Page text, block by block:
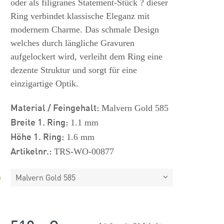
oder als filigranes Statement-Stück ? dieser
Ring verbindet klassische Eleganz mit
modernem Charme. Das schmale Design
welches durch längliche Gravuren
aufgelockert wird, verleiht dem Ring eine
dezente Struktur und sorgt für eine
einzigartige Optik.
Material / Feingehalt: Malvern Gold 585
Breite 1. Ring: 1.1 mm
Höhe 1. Ring: 1.6 mm
Artikelnr.: TRS-WO-00877
Malvern Gold 585